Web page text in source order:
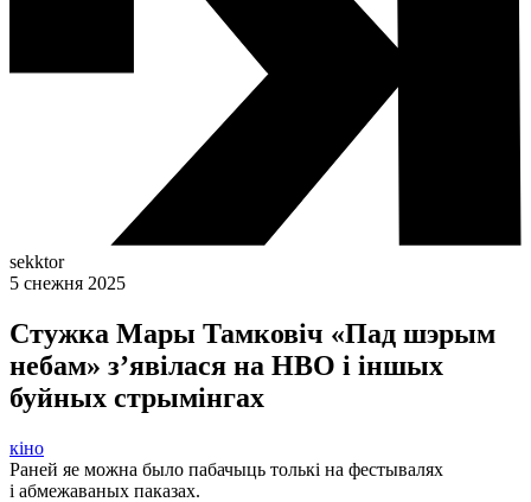
sekktor
5 снежня 2025
Стужка Мары Тамковіч «Пад шэрым
небам» з’явілася на HBO і іншых
буйных стрымінгах
кіно
Раней яе можна было пабачыць толькі на фестывалях
і абмежаваных паказах.